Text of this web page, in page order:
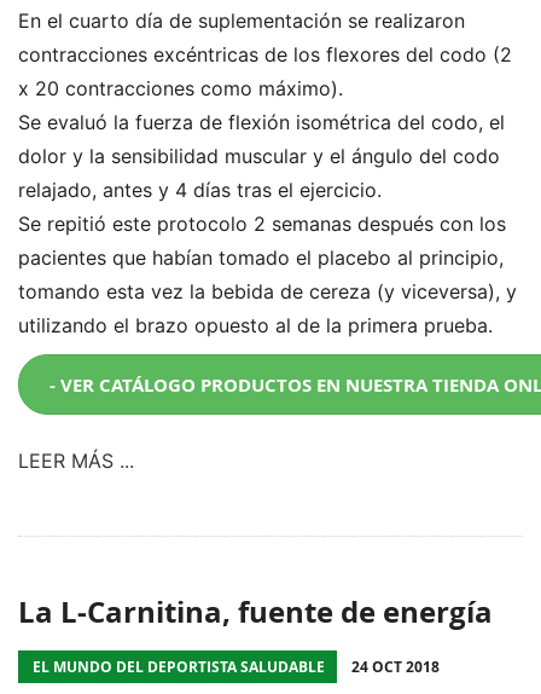
En el cuarto día de suplementación se realizaron
contracciones excéntricas de los flexores del codo (2
x 20 contracciones como máximo).
Se evaluó la fuerza de flexión isométrica del codo, el
dolor y la sensibilidad muscular y el ángulo del codo
relajado, antes y 4 días tras el ejercicio.
Se repitió este protocolo 2 semanas después con los
pacientes que habían tomado el placebo al principio,
tomando esta vez la bebida de cereza (y viceversa), y
utilizando el brazo opuesto al de la primera prueba.
- VER CATÁLOGO PRODUCTOS EN NUESTRA TIENDA
LEER MÁS ...
La L-Carnitina, fuente de energía
EL MUNDO DEL DEPORTISTA SALUDABLE 24 OCT 2018